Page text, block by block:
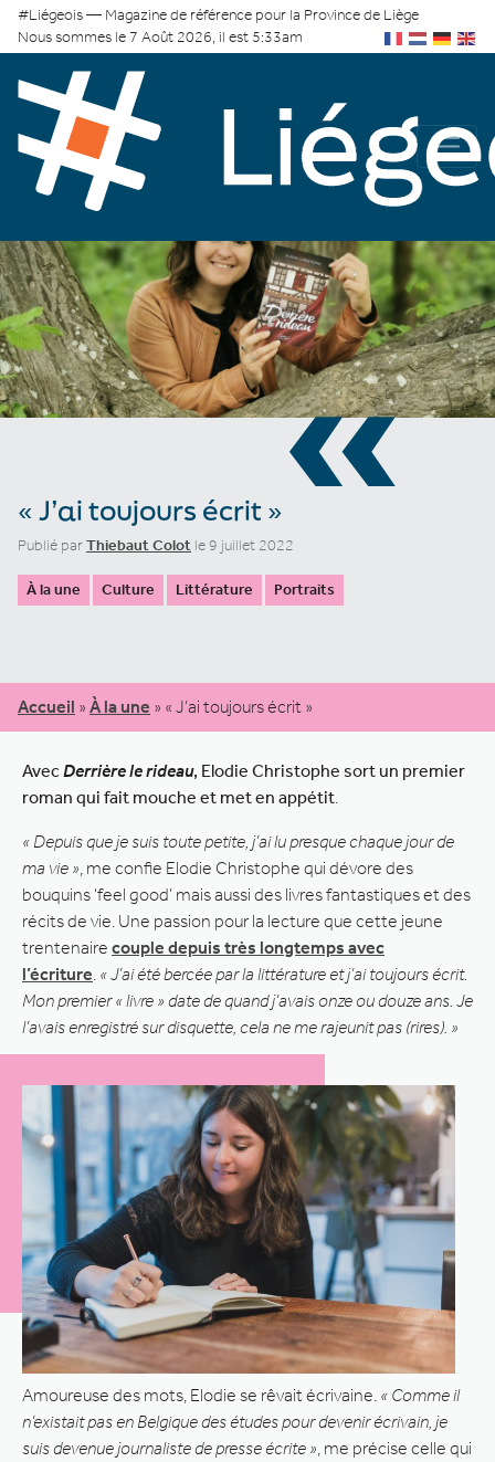
#Liégeois — Magazine de référence pour la Province de Liège
Nous sommes le 7 Août 2026, il est 5:33am
«
« J’ai toujours écrit »
Publié parThiebaut Colot le 9 juillet 2022
À la une Culture Littérature Portraits
Accueil » À la une » « J’ai toujours écrit »
AvecDerrière le rideau, Elodie Christophe sort un premier
roman qui fait mouche et met en appétit
« Depuis que je suis toute petite, j’ai lu presque chaque jour de
ma vie » , me confie Elodie Christophe qui dévore des
bouquins ‘feel good’ mais aussi des livres fantastiques et des
récits de vie. Une passion pour la lecture que cette jeune
trentenaire couple depuis très longtemps avec
l’écriture « J’ai été bercée par la littérature et j’ai toujours écrit.
Mon premier « livre » date de quand j’avais onze ou douze ans. Je
l’avais enregistré sur disquette, cela ne me rajeunit pas (rires). »
Amoureuse des mots, Elodie se rêvait écrivaine. « Comme il
n’existait pas en Belgique des études pour devenir écrivain, je
suis devenue journaliste de presse écrite » , me précise celle qui